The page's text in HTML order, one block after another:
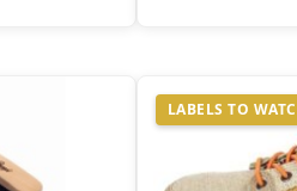
LABELS TO